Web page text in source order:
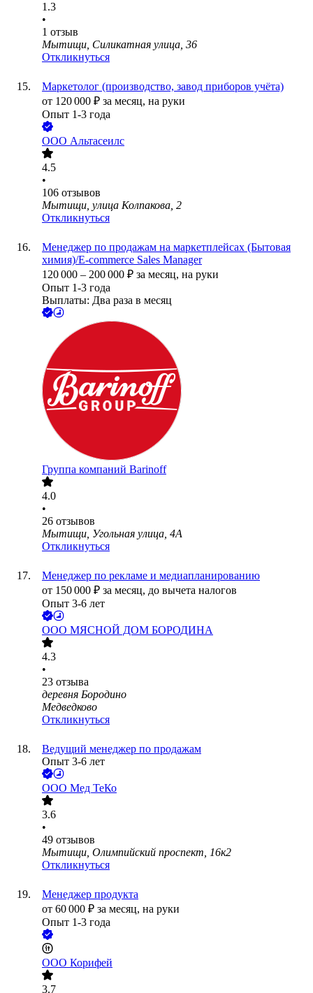
1.3
•
1 отзыв
Мытищи, Силикатная улица, 36
Откликнуться
Маркетолог (производство, завод приборов учёта)
от 120 000 ₽ за месяц, на руки
Опыт 1-3 года
ООО Альтасеилс
4.5
•
106 отзывов
Мытищи, улица Колпакова, 2
Откликнуться
Менеджер по продажам на маркетплейсах (Бытовая
химия)/E-commerce Sales Manager
120 000 – 200 000 ₽ за месяц, на руки
Опыт 1-3 года
Выплаты: Два раза в месяц
Группа компаний Barinoff
4.0
•
26 отзывов
Мытищи, Угольная улица, 4А
Откликнуться
Менеджер по рекламе и медиапланированию
от 150 000 ₽ за месяц, до вычета налогов
Опыт 3-6 лет
ООО МЯСНОЙ ДОМ БОРОДИНА
4.3
•
23 отзыва
деревня Бородино
Медведково
Откликнуться
Ведущий менеджер по продажам
Опыт 3-6 лет
ООО Мед ТеКо
3.6
•
49 отзывов
Мытищи, Олимпийский проспект, 16к2
Откликнуться
Менеджер продукта
от 60 000 ₽ за месяц, на руки
Опыт 1-3 года
ООО Корифей
3.7